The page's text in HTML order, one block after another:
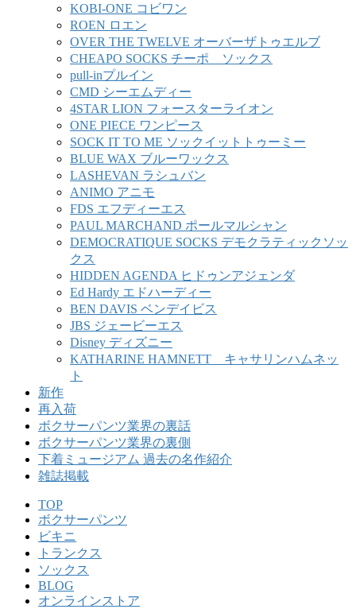
KOBI-ONE コビワン
ROEN ロエン
OVER THE TWELVE オーバーザトゥエルブ
CHEAPO SOCKS チーポ ソックス
pull-inプルイン
CMD シーエムディー
4STAR LION フォースターライオン
ONE PIECE ワンピース
SOCK IT TO ME ソックイットトゥーミー
BLUE WAX ブルーワックス
LASHEVAN ラシュバン
ANIMO アニモ
FDS エフディーエス
PAUL MARCHAND ポールマルシャン
DEMOCRATIQUE SOCKS デモクラティックソッ
クス
HIDDEN AGENDA ヒドゥンアジェンダ
Ed Hardy エドハーディー
BEN DAVIS ベンデイビス
JBS ジェービーエス
Disney ディズニー
KATHARINE HAMNETT キャサリンハムネッ
ト
新作
再入荷
ボクサーパンツ業界の裏話
ボクサーパンツ業界の裏側
下着ミュージアム 過去の名作紹介
雑誌掲載
TOP
ボクサーパンツ
ビキニ
トランクス
ソックス
BLOG
オンラインストア